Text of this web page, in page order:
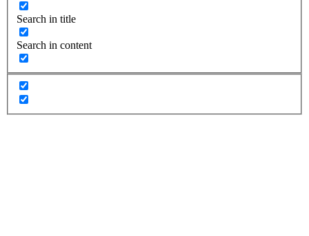
Search in title
Search in content